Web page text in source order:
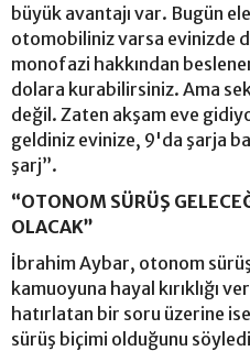
büyük avantajı var. Bugün
otomobiliniz varsa evinizde
monofazi hakkından
dolara kurabilirsiniz. Ama
değil. Zaten akşam eve
geldiniz evinize, 9'da şarja
şarj”.
“OTONOM SÜRÜŞ
OLACAK”
İbrahim Aybar, otonom
kamuoyuna hayal kırıklığı
hatırlatan bir soru üzerine
sürüş biçimi olduğunu